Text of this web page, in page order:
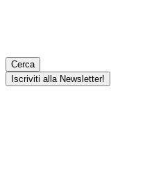
Cerca
Iscriviti alla Newsletter!